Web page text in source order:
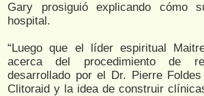
Gary prosiguió explicando cómo
hospital.
“Luego que el líder espiritual
acerca del procedimiento de
desarrollado por el Dr. Pierre
Clitoraid y la idea de construir